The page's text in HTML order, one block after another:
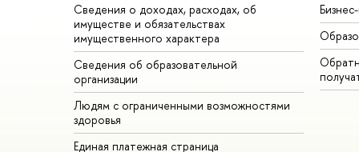
Сведения о доходах, расходах, об
имуществе и обязательствах
имущественного характера
Сведения об образовательной
организации
Людям с ограниченными возможностями
здоровья
Единая платежная страница